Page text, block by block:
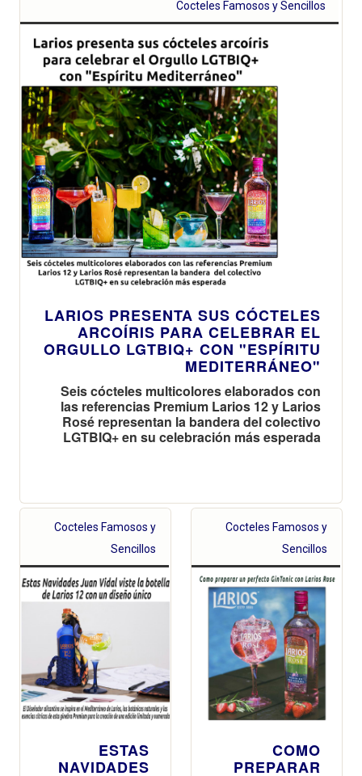
Cocteles Famosos y Sencillos
LARIOS PRESENTA SUS CÓCTELES
ARCOÍRIS PARA CELEBRAR EL
ORGULLO LGTBIQ+ CON "ESPÍRITU
MEDITERRÁNEO"
Seis cócteles multicolores elaborados con
las referencias Premium Larios 12 y Larios
Rosé representan la bandera del colectivo
LGTBIQ+ en su celebración más esperada
Cocteles Famosos y
Sencillos
ESTAS
NAVIDADES
Cocteles Famosos y
Sencillos
COMO
PREPARAR